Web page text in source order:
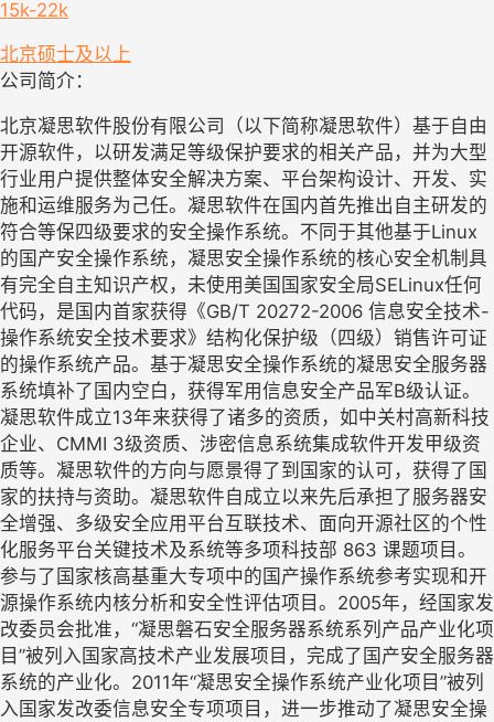
15k-22k
北京硕士及以上
公司简介：
北京凝思软件股份有限公司（以下简称凝思软件）基于自由
开源软件，以研发满足等级保护要求的相关产品，并为大型
行业用户提供整体安全解决方案、平台架构设计、开发、实
施和运维服务为己任。凝思软件在国内首先推出自主研发的
符合等保四级要求的安全操作系统。不同于其他基于Linux
的国产安全操作系统，凝思安全操作系统的核心安全机制具
有完全自主知识产权，未使用美国国家安全局SELinux任何
代码，是国内首家获得《GB/T 20272-2006 信息安全技术-
操作系统安全技术要求》结构化保护级（四级）销售许可证
的操作系统产品。基于凝思安全操作系统的凝思安全服务器
系统填补了国内空白，获得军用信息安全产品军B级认证。
凝思软件成立13年来获得了诸多的资质，如中关村高新科技
企业、CMMI 3级资质、涉密信息系统集成软件开发甲级资
质等。凝思软件的方向与愿景得了到国家的认可，获得了国
家的扶持与资助。凝思软件自成立以来先后承担了服务器安
全增强、多级安全应用平台互联技术、面向开源社区的个性
化服务平台关键技术及系统等多项科技部 863 课题项目。
参与了国家核高基重大专项中的国产操作系统参考实现和开
源操作系统内核分析和安全性评估项目。2005年，经国家发
改委员会批准，“凝思磐石安全服务器系统系列产品产业化项
目”被列入国家高技术产业发展项目，完成了国产安全服务器
系统的产业化。2011年“凝思安全操作系统产业化项目”被列
入国家发改委信息安全专项项目，进一步推动了凝思安全操